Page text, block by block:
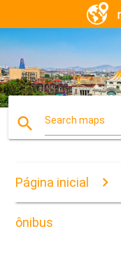
search Search maps
Página inicial
ônibus